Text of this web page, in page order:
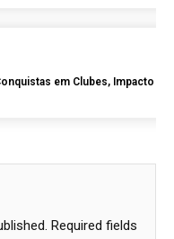
em Clubes, Impacto
Required fields